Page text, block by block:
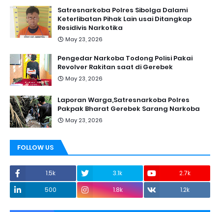
Satresnarkoba Polres Sibolga Dalami
Keterlibatan Pihak Lain usai Ditangkap
Residivis Narkotika
May 23, 2026
Pengedar Narkoba Todong Polisi Pakai
Revolver Rakitan saat di Gerebek
May 23, 2026
Laporan Warga,Satresnarkoba Polres
Pakpak Bharat Gerebek Sarang Narkoba
May 23, 2026
FOLLOW US
1.5k 3.1k
2.7k
500
1.8k 1.2k